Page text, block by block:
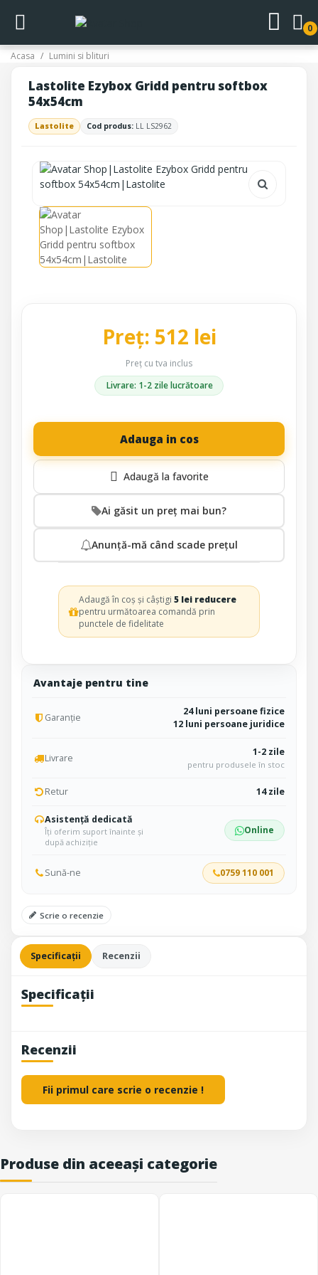
0
Acasa Lumini si blituri
Lastolite Ezybox Gridd pentru softbox
54x54cm
Lastolite Cod produs: LL LS2962
Avantaje pentru tine
Garanție
24 luni persoane fizice
12 luni persoane juridice
Livrare 1-2 zile
pentru produsele în stoc
Retur 14 zile
Asistență dedicată
Îți oferim suport înainte și
după achiziție
Online
Sună-ne 0759 110 001
Scrie o recenzie
Preț: 512 lei
Preț cu tva inclus
Livrare: 1-2 zile lucrătoare
Adauga in cos
Ai găsit un preț mai bun?
Anunță-mă când scade prețul
Adaugă în coș și câștigi5 lei reducere
pentru următoarea comandă prin
punctele de fidelitate
Specificații Recenzii
Specificații
Recenzii
Fii primul care scrie o recenzie !
Produse din aceeași categorie